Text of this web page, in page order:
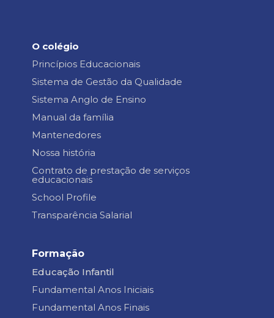
O colégio
Princípios Educacionais
Sistema de Gestão da Qualidade
Sistema Anglo de Ensino
Manual da família
Mantenedores
Nossa história
Contrato de prestação de serviços
educacionais
School Profile
Transparência Salarial
Formação
Educação Infantil
Fundamental Anos Iniciais
Fundamental Anos Finais